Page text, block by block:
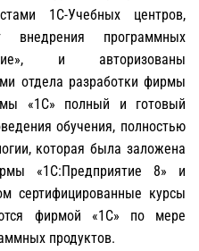
1С-Учебных центров,
программных
и авторизованы
отдела разработки фирмы
«1С» полный и готовый
обучения, полностью
которая была заложена
«1С:Предприятие 8» и
сертифицированные курсы
фирмой «1С» по мере
продуктов.